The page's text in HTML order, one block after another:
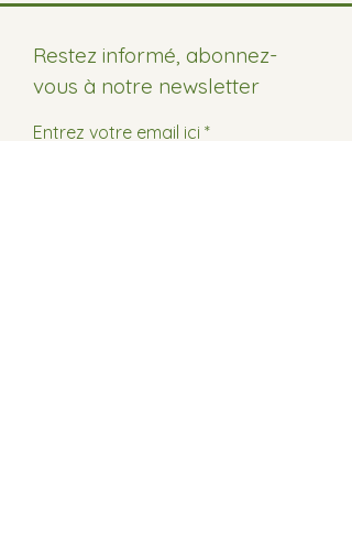
Restez informé, abonnez-
vous à notre newsletter
Entrez votre email ici